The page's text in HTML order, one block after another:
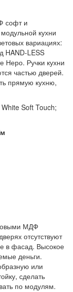
софт и
кухни
вариациях:
HAND-LESS
Неро. Ручки кухни
частью дверей.
прямую кухню,
Soft Touch;
МДФ
отсутствуют
в фасад. Высокое
деньги.
или
сделать
по модулям.